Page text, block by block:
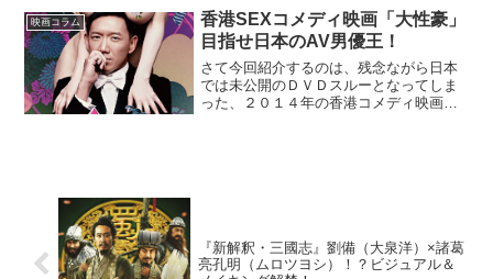
映画コラム
香港SEXコメディ映画「大性豪」
目指せ日本のAV男優王！
さて今回紹介するのは、残念ながら日本
では未公開のＤＶＤスルーとなってしま
った、２０１４年の香港コメディ映画
『新解釈・三國志』劉備（大泉洋）×諸葛
亮孔明（ムロツヨシ）！？ビジュアル＆